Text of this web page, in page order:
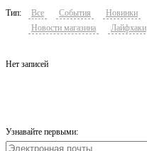
Тип: Все События Новинки
Новости магазина
Лайфхаки
Нет записей
Узнавайте первыми: